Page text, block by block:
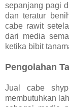
sepanjang pagi
dan teratur
cabe rawit
dari media
ketika bibit
Pengolahan
Jual cabe
membutuhkan